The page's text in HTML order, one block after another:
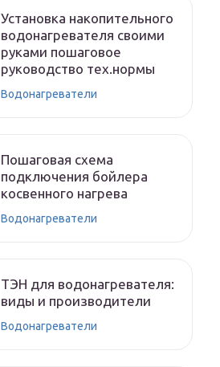
Установка накопительного
водонагревателя своими
руками пошаговое
руководство тех.нормы
Водонагреватели
Пошаговая схема
подключения бойлера
косвенного нагрева
Водонагреватели
ТЭН для водонагревателя:
виды и производители
Водонагреватели